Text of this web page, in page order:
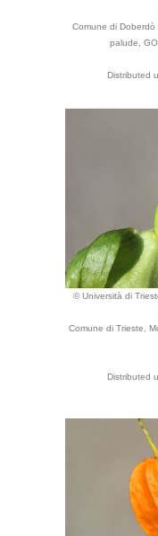
Comune di
palude,
Distributed
© Università di
Comune di Trieste,
Distributed